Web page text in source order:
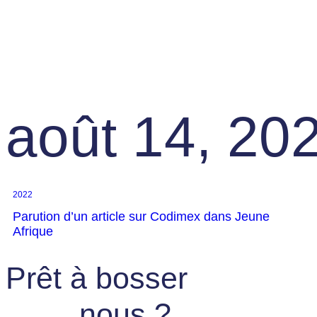
août 14,
2022
Parution d’un article sur Codimex dans Jeune
Afrique
Prêt à bosser